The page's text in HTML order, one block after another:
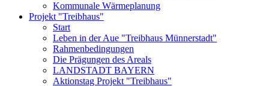
Kommunale Wärmeplanung
Projekt "Treibhaus"
Start
Leben in der Aue "Treibhaus Münnerstadt"
Rahmenbedingungen
Die Prägungen des Areals
LANDSTADT BAYERN
Aktionstag Projekt "Treibhaus"